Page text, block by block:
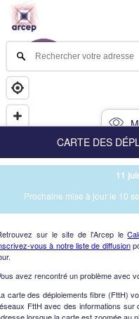
CARTE DES
11
Prochaine mise à jour le 10
sur le site de l'Arcep le
vous à notre liste de diffusion
avez rencontré un problème avec
carte des déploiements fibre (FttH)
FttH avec des informations
NAV